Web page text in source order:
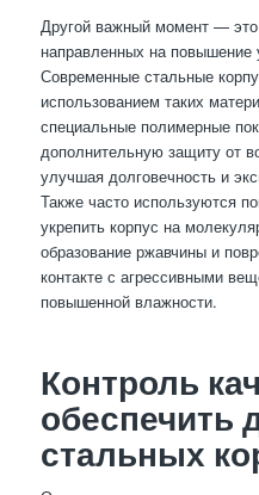
Другой важный момент — это
направленных на повышение
Современные стальные
использованием таких
специальные полимерные
дополнительную защиту от
улучшая долговечность и
Также часто используются
укрепить корпус на
образование ржавчины и
контакте с агрессивными
повышенной влажности.
Контроль
обеспечить
стальных